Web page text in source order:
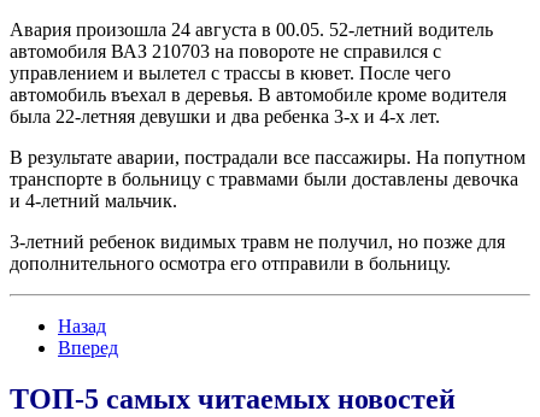
Авария произошла 24 августа в 00.05. 52-летний водитель
автомобиля ВАЗ 210703 на повороте не справился с
управлением и вылетел с трассы в кювет. После чего
автомобиль въехал в деревья. В автомобиле кроме водителя
была 22-летняя девушки и два ребенка 3-х и 4-х лет.
В результате аварии, пострадали все пассажиры. На попутном
транспорте в больницу с травмами были доставлены девочка
и 4-летний мальчик.
3-летний ребенок видимых травм не получил, но позже для
дополнительного осмотра его отправили в больницу.
Назад
Вперед
ТОП-5 самых читаемых новостей